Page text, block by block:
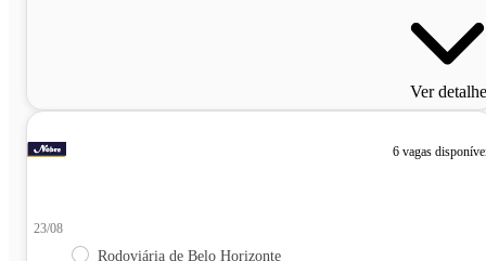
Ver
6 vagas
23/08
Rodoviária de Belo Horizonte